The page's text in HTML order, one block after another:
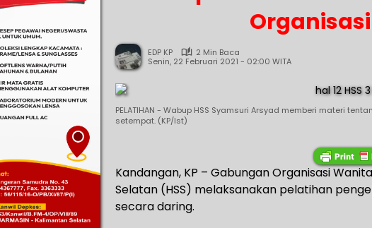
EDP KP
2 Min Baca
Senin, 22 Februari 2021 - 02:00 WITA
PELATIHAN - Wabup HSS Syamsuri Arsyad memberi materi
setempat. (KP/Ist)
Kandangan, KP – Gabungan Organisasi
Selatan (HSS) melaksanakan pelatihan
secara daring.